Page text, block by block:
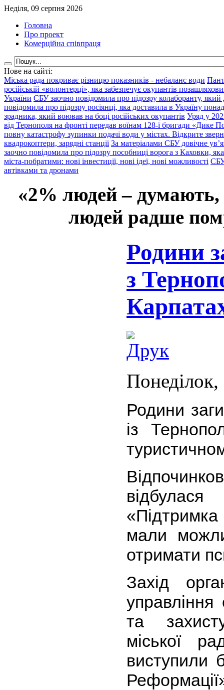
Неділя, 09 серпня 2026
Головна
Про проект
Комерційна співпраця
Нове на сайті:
Міська рада покриває різницю показників - небаланс води
російській «волонтерці», яка забезпечує окупантів
України СБУ заочно повідомила про підозру колаборанту,
повідомила про підозру росіянці, яка доставила в Україну
зрадника, який воював на боці російських окупантів Уряд у
від Тернополя на фронті передав воїнам 128-ї бригади «Дике
повну катастрофу зупинки подачі води у містах. Відкрите
квадрокоптери, зарядні станції За матеріалами СБУ довічне
заочно повідомила про підозру пособниці ворога з Каховки,
міста-побратими: нові інвестиції, нові ідеї, нові можливості СБУ
автівками та дронами
«2% людей –
людей радше
Родини
з
Родини
із
мали
отримати
Захід
управління
та
міської
виступили